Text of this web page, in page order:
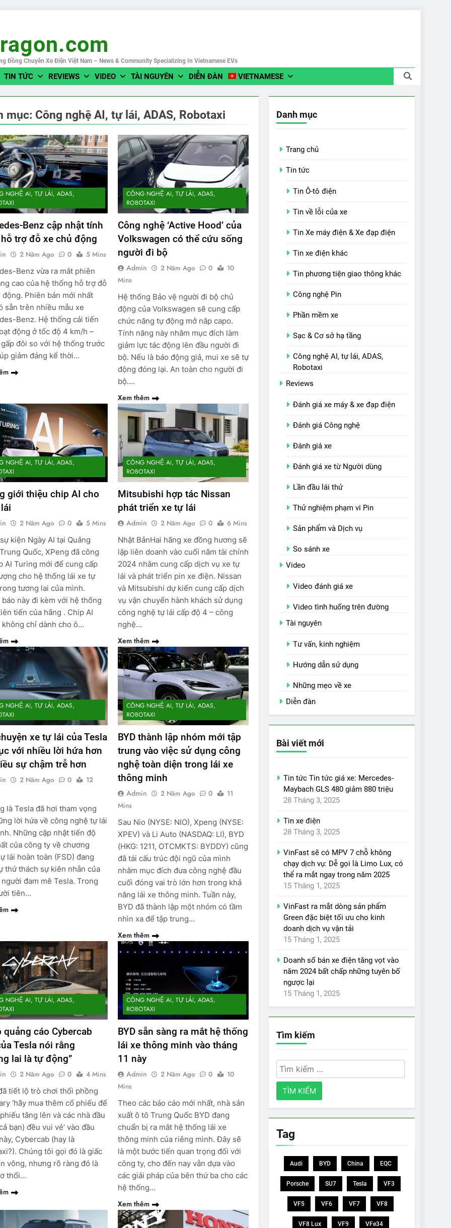
Đồng Chuyên Xe Điện Việt Nam – News & Community Specializing In Vietnamese EVs
TIN TỨC REVIEWS VIDEO TÀI NGUYÊN DIỄN ĐÀN VIETNAMESE
mục: Công nghệ AI, tự lái, ADAS, Robotaxi
NGHỆ AI, TỰ LÁI, ADAS,
Benz cập nhật tính
trợ đỗ xe chủ động
2 Năm Ago 0
5 Mins
Benz vừa ra mắt phiên
cao của hệ thống hỗ trợ đỗ
động. Phiên bản mới nhất
sẵn trên nhiều mẫu xe
Benz. Hệ thống cải tiến
động ở tốc độ 4 km/h –
đôi so với hệ thống trước
giảm đáng kể thời…
CÔNG NGHỆ AI, TỰ LÁI, ADAS,
ROBOTAXI
Công nghệ ‘Active Hood’ của
Volkswagen có thể cứu sống
người đi bộ
Admin 2 Năm Ago 0
10
Mins
Hệ thống Bảo vệ người đi bộ chủ
động của Volkswagen sẽ cung cấp
chức năng tự động mở nắp capo.
Tính năng này nhằm mục đích làm
giảm lực tác động lên đầu người đi
bộ. Nếu là báo động giả, mui xe sẽ tự
động đóng lại. An toàn cho người đi
bộ….
Xem thêm
NGHỆ AI, TỰ LÁI, ADAS,
giới thiệu chip AI cho
2 Năm Ago 0
5 Mins
kiện Ngày AI tại Quảng
Quốc, XPeng đã công
AI Turing mới để cung cấp
cho hệ thống lái xe tự
tương lai của mình.
này đi kèm với hệ thống
tiến của hãng . Chip AI
không chỉ dành cho ô…
CÔNG NGHỆ AI, TỰ LÁI, ADAS,
ROBOTAXI
Mitsubishi hợp tác Nissan
phát triển xe tự lái
Admin 2 Năm Ago 0
6 Mins
Nhật BảnHai hãng xe đồng hương sẽ
lập liên doanh vào cuối năm tài chính
2024 nhằm cung cấp dịch vụ xe tự
lái và phát triển pin xe điện. Nissan
và Mitsubishi dự kiến cung cấp dịch
vụ vận chuyển hành khách sử dụng
công nghệ tự lái cấp độ 4 – công
nghệ…
Xem thêm
NGHỆ AI, TỰ LÁI, ADAS,
xe tự lái của Tesla
với nhiều lời hứa hơn
sự chậm trễ hơn
2 Năm Ago 0
12
là Tesla đã hơi tham vọng
lời hứa về công nghệ tự lái
Những cập nhật tiến độ
của công ty về chương
lái hoàn toàn (FSD) đang
thử thách sự kiên nhẫn của
đam mê Tesla. Trong
tiên…
CÔNG NGHỆ AI, TỰ LÁI, ADAS,
ROBOTAXI
BYD thành lập nhóm mới tập
trung vào việc sử dụng công
nghệ toàn diện trong lái xe
thông minh
Admin 2 Năm Ago 0
11
Mins
Sau Nio (NYSE: NIO), Xpeng (NYSE:
XPEV) và Li Auto (NASDAQ: LI), BYD
(HKG: 1211, OTCMKTS: BYDDY) cũng
đã tái cấu trúc đội ngũ của mình
nhằm mục đích đưa công nghệ đầu
cuối đóng vai trò lớn hơn trong khả
năng lái xe thông minh. Tuần này,
BYD đã thành lập một nhóm có tầm
nhìn xa để tập trung…
Xem thêm
NGHỆ AI, TỰ LÁI, ADAS,
quảng cáo Cybercab
Tesla nói rằng
lai là tự động”
2 Năm Ago 0
4 Mins
tiết lộ trò chơi thổi phồng
‘hãy mua thêm cổ phiếu để
tăng lên và các nhà đầu
bạn) đều vui vẻ’ vào đầu
Cybercab (hay là
Chúng tôi gọi đó là giấc
vông, nhưng rõ ràng đó là
thổi…
CÔNG NGHỆ AI, TỰ LÁI, ADAS,
ROBOTAXI
BYD sẵn sàng ra mắt hệ thống
lái xe thông minh vào tháng
11 này
Admin 2 Năm Ago 0
10
Mins
Theo các báo cáo mới nhất, nhà sản
xuất ô tô Trung Quốc BYD đang
chuẩn bị ra mắt hệ thống lái xe
thông minh của riêng mình. Đây sẽ
là một bước tiến quan trọng đối với
công ty, cho đến nay vẫn dựa vào
các giải pháp của bên thứ ba cho các
hệ thống…
Xem thêm
Danh mục
Trang chủ
Tin tức
Tin Ô-tô điện
Tin về lỗi của xe
Tin Xe máy điện & Xe đạp điện
Tin xe điện khác
Tin phương tiện giao thông khác
Công nghệ Pin
Phần mềm xe
Sạc & Cơ sở hạ tầng
Công nghệ AI, tự lái, ADAS,
Robotaxi
Reviews
Đánh giá xe máy & xe đạp điện
Đánh giá Công nghệ
Đánh giá xe
Đánh giá xe từ Người dùng
Lần đầu lái thử
Thử nghiệm phạm vi Pin
Sản phẩm và Dịch vụ
So sánh xe
Video
Video đánh giá xe
Video tình huống trên đường
Tài nguyên
Tư vấn, kinh nghiệm
Hướng dẫn sử dụng
Những mẹo về xe
Diễn đàn
Bài viết mới
Tin tức Tin tức giá xe: Mercedes-
Maybach GLS 480 giảm 880 triệu
28 Tháng 3, 2025
Tin xe điện
28 Tháng 3, 2025
VinFast sẽ có MPV 7 chỗ không
chạy dịch vụ: Dễ gọi là Limo Lux, có
thể ra mắt ngay trong năm 2025
15 Tháng 1, 2025
VinFast ra mắt dòng sản phẩm
Green đặc biệt tối ưu cho kinh
doanh dịch vụ vận tải
15 Tháng 1, 2025
Doanh số bán xe điện tăng vọt vào
năm 2024 bất chấp những tuyên bố
ngược lại
15 Tháng 1, 2025
Tìm kiếm
Tìm
kiếm
cho:
Tag
Audi BYD China EQC
Porsche SU7 Tesla VF3
VF5 VF6 VF7 VF8
VF8 Lux VF9 VFe34